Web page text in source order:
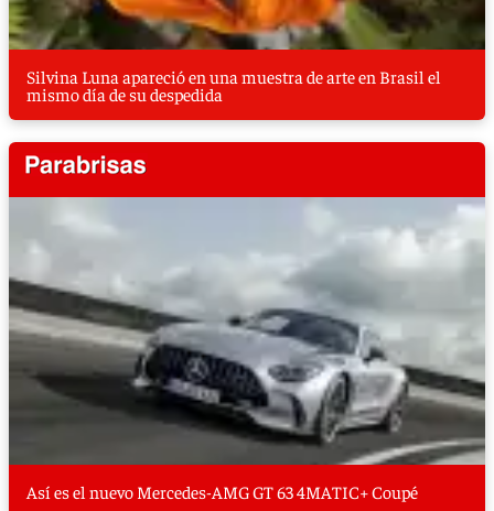
Silvina Luna apareció en una muestra de arte en Brasil el
mismo día de su despedida
Así es el nuevo Mercedes-AMG GT 63 4MATIC+ Coupé